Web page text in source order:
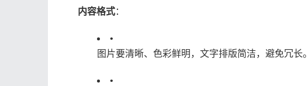
​内容格式​​：
•
图片要清晰、色彩鲜明，文字排版简洁，避免冗长。
•